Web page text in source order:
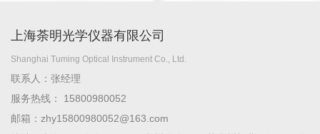
上海荼明光学仪器有限公司
Shanghai Tuming Optical Instrument Co., Ltd.
联系人：张经理
服务热线： 15800980052
邮箱：zhy15800980052@163.com